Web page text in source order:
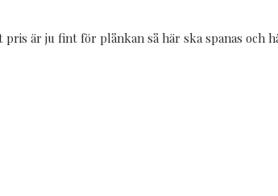
är ju fint för plånkan så här ska spanas och